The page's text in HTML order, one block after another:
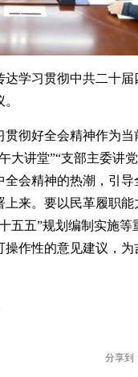
学习贯彻中共二十
彻好全会精神作为
大讲堂”“支部主委讲
会精神的热潮，引
来。要以民革履职
五五”规划编制实施等
作性的意见建议，
分享到